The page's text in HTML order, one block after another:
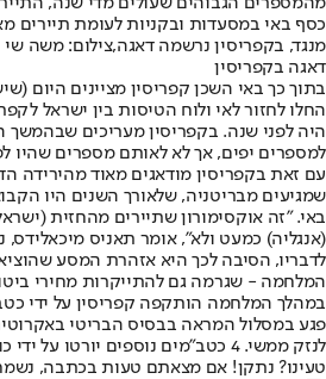
כסף באי במסעדות ובקניות לעומת תיירים
מנגד, בקפריסין נרשמה דאגה,צילום: משה שי
דאגה בקפריסין
בתוך כך באי השכן קפריסין מציינים היום
החלו לחזור לאי ולוח הטיסות בין ישראל
היה לפני שנה. בקפריסין מעריכים שבהמשך
למספרים יפים, אך לא לאותם מספרים שהיו
עם זאת בקפריסין מודאגים מאוד מהירידה
שמגיעים מבריטניה, שלאורך השנים היו
באי. "זה אוקסימורון שתיירים מהחזית
(אנגליה) כמעט ולא", אומר תאניס
לדבריו, הסיבה לכך היא אזהרת המסע
המלחמה - שגרמה גם להתייקרות מחירי
במהלך המלחמה הותקפה קפריסין על ידי
פגע במסלול המראה בבסיס הבריטי
לנזק ממשי. 4 כטב"מים נוספים יורטו על ידי כוחות בריטיים ויווניים.
טעינו? נתקן! אם מצאתם טעות בכתבה,